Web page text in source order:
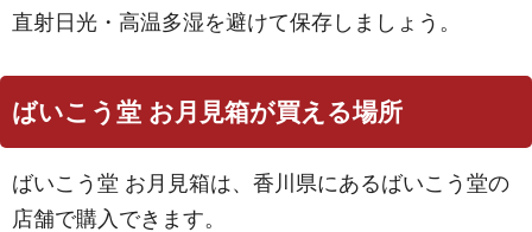
直射日光・高温多湿を避けて保存しましょう。
ばいこう堂 お月見箱が買える場所
ばいこう堂 お月見箱は、香川県にあるばいこう堂の
店舗で購入できます。